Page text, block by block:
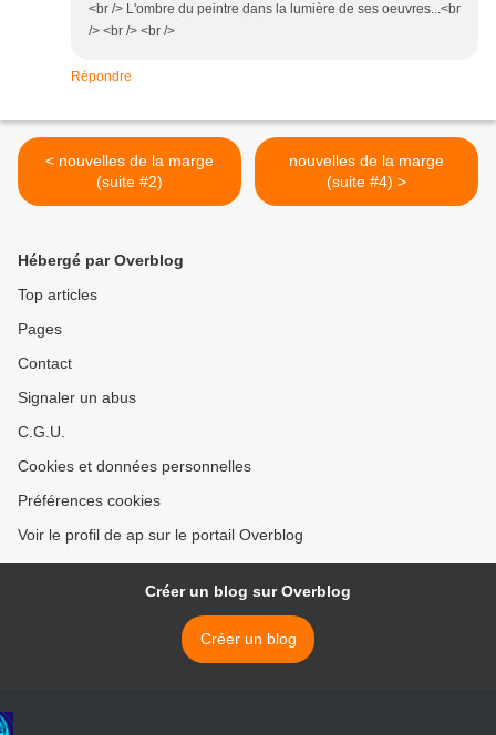
<br /> L'ombre du peintre dans la lumière de ses oeuvres...<br
/> <br /> <br />
Répondre
< nouvelles de la marge
(suite #2)
nouvelles de la marge
(suite #4) >
Hébergé par Overblog
Top articles
Pages
Contact
Signaler un abus
C.G.U.
Cookies et données personnelles
Préférences cookies
Voir le profil de ap sur le portail Overblog
Créer un blog sur Overblog
Créer un blog